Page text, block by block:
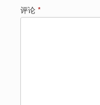
评论 *